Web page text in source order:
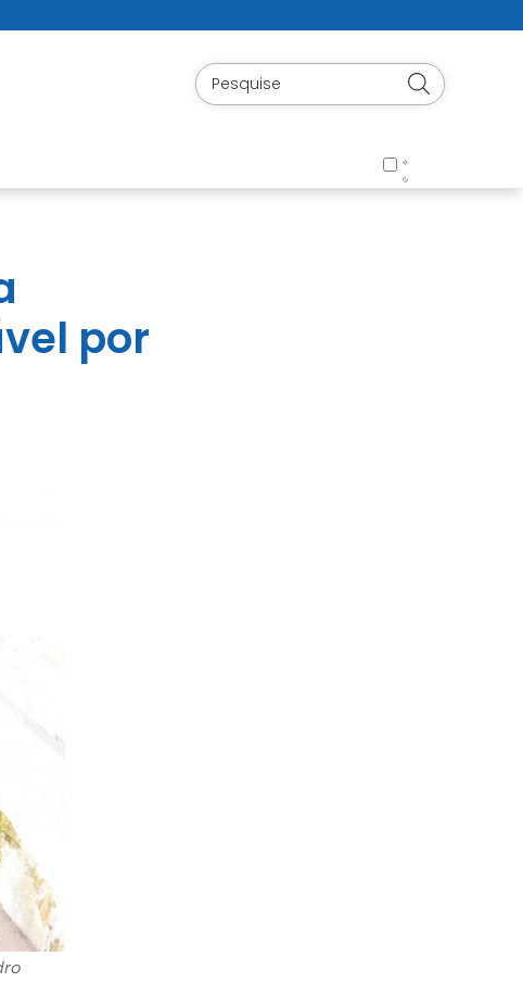
por